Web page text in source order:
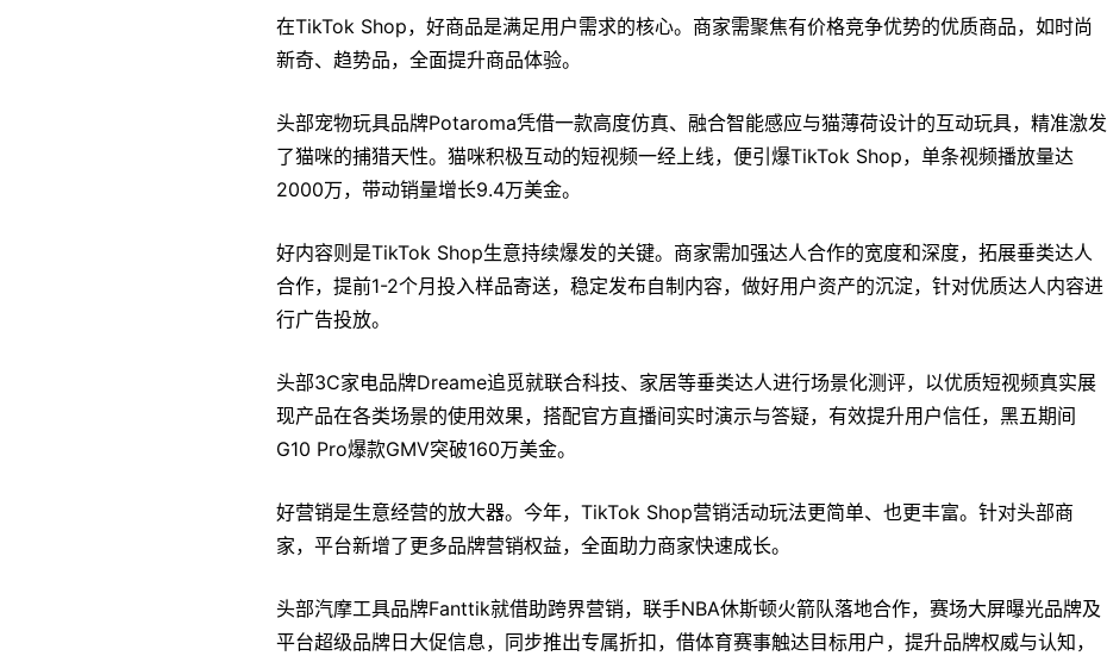
在TikTok Shop，好商品是满足用户需求的核心。商家需聚焦有价格竞争优势的优质商品，如时尚
新奇、趋势品，全面提升商品体验。
头部宠物玩具品牌Potaroma凭借一款高度仿真、融合智能感应与猫薄荷设计的互动玩具，精准激发
了猫咪的捕猎天性。猫咪积极互动的短视频一经上线，便引爆TikTok Shop，单条视频播放量达
2000万，带动销量增长9.4万美金。
好内容则是TikTok Shop生意持续爆发的关键。商家需加强达人合作的宽度和深度，拓展垂类达人
合作，提前1-2个月投入样品寄送，稳定发布自制内容，做好用户资产的沉淀，针对优质达人内容进
行广告投放。
头部3C家电品牌Dreame追觅就联合科技、家居等垂类达人进行场景化测评，以优质短视频真实展
现产品在各类场景的使用效果，搭配官方直播间实时演示与答疑，有效提升用户信任，黑五期间
G10 Pro爆款GMV突破160万美金。
好营销是生意经营的放大器。今年，TikTok Shop营销活动玩法更简单、也更丰富。针对头部商
家，平台新增了更多品牌营销权益，全面助力商家快速成长。
头部汽摩工具品牌Fanttik就借助跨界营销，联手NBA休斯顿火箭队落地合作，赛场大屏曝光品牌及
平台超级品牌日大促信息，同步推出专属折扣，借体育赛事触达目标用户，提升品牌权威与认知，